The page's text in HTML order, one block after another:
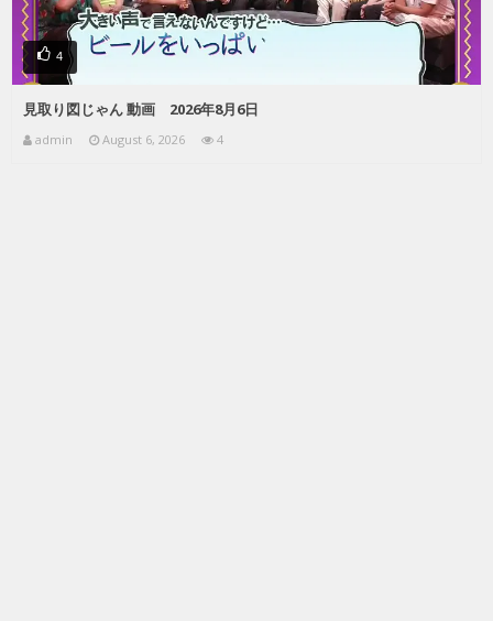
4
見取り図じゃん 動画 2026年8月6日
admin August 6, 2026 4